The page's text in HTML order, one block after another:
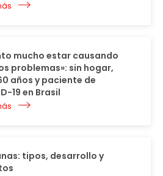
mucho estar causando
problemas»: sin hogar,
años y paciente de
19 en Brasil
tipos, desarrollo y